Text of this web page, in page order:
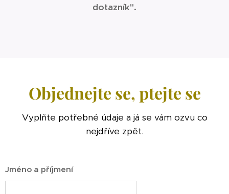
dotazník".
Objednejte se, ptejte se
Vyplňte potřebné údaje a já se vám ozvu co
nejdříve zpět.
Jméno a příjmení